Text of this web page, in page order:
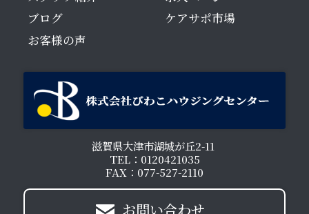
ブログ
お客様の声
ケアサポ市場
滋賀県大津市湖城が丘2-11
TEL：0120421035
FAX：077-527-2110
お問い合わせ